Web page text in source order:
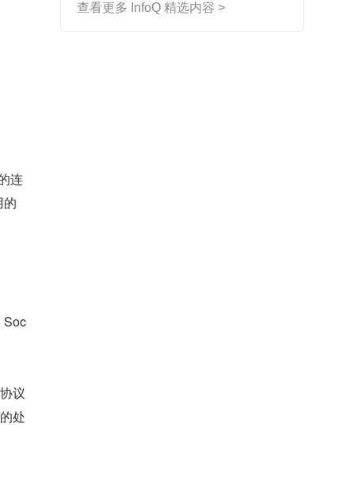
连
的
Soc
议
处
查看更多 InfoQ 精选内容 >